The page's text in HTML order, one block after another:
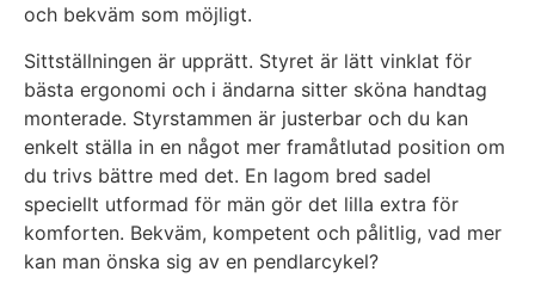
och bekväm som möjligt.
Sittställningen är upprätt. Styret är lätt vinklat för
bästa ergonomi och i ändarna sitter sköna handtag
monterade. Styrstammen är justerbar och du kan
enkelt ställa in en något mer framåtlutad position om
du trivs bättre med det. En lagom bred sadel
speciellt utformad för män gör det lilla extra för
komforten. Bekväm, kompetent och pålitlig, vad mer
kan man önska sig av en pendlarcykel?